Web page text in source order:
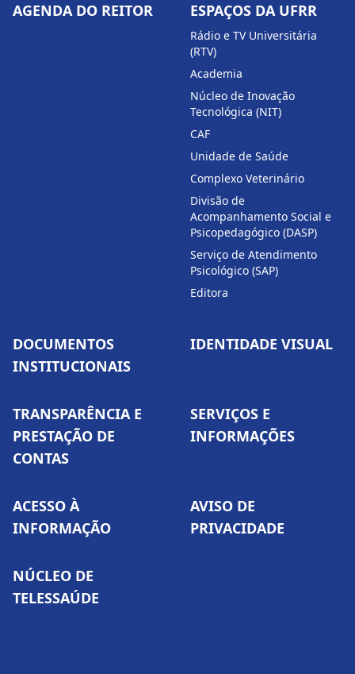
AGENDA DO REITOR ESPAÇOS DA UFRR
Rádio e TV Universitária
(RTV)
Academia
Núcleo de Inovação
Tecnológica (NIT)
CAF
Unidade de Saúde
Complexo Veterinário
Divisão de
Acompanhamento Social e
Psicopedagógico (DASP)
Serviço de Atendimento
Psicológico (SAP)
Editora
DOCUMENTOS
INSTITUCIONAIS
IDENTIDADE VISUAL
TRANSPARÊNCIA E
PRESTAÇÃO DE
CONTAS
SERVIÇOS E
INFORMAÇÕES
ACESSO À
INFORMAÇÃO
AVISO DE
PRIVACIDADE
NÚCLEO DE
TELESSAÚDE